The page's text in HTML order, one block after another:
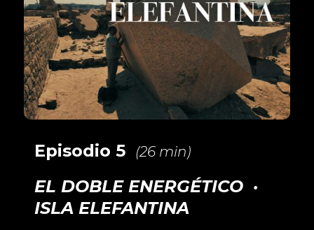
Episodio 5 (26 min)
EL DOBLE ENERGÉTICO ·
ISLA ELEFANTINA